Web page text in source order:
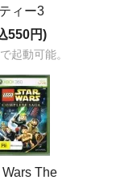
ィー3
550円)
起動可能。
Wars The